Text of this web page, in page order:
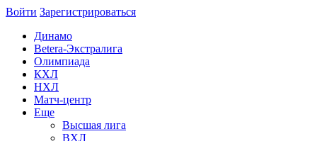
Войти Зарегиcтрироваться
Динамо
Betera-Экстралига
Олимпиада
КХЛ
НХЛ
Матч-центр
Еще
Высшая лига
ВХЛ